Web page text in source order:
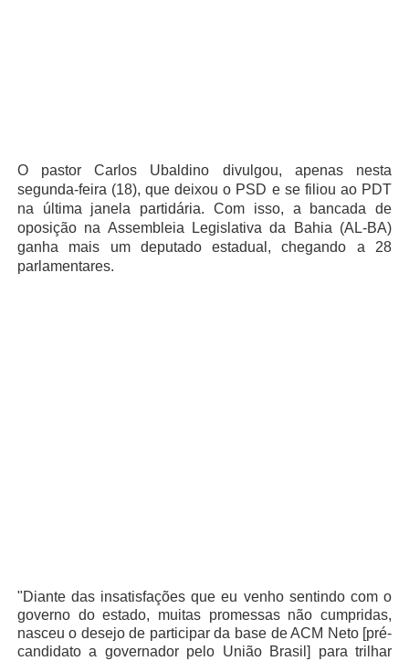
O pastor Carlos Ubaldino divulgou, apenas nesta
segunda-feira (18), que deixou o PSD e se filiou ao PDT
na última janela partidária. Com isso, a bancada de
oposição na Assembleia Legislativa da Bahia (AL-BA)
ganha mais um deputado estadual, chegando a 28
parlamentares.
"Diante das insatisfações que eu venho sentindo com o
governo do estado, muitas promessas não cumpridas,
nasceu o desejo de participar da base de ACM Neto [pré-
candidato a governador pelo União Brasil] para trilhar